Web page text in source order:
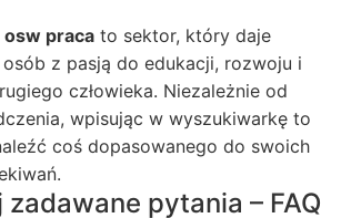
osw praca to sektor, który daje
z pasją do edukacji, rozwoju i
człowieka. Niezależnie od
wpisując w wyszukiwarkę to
coś dopasowanego do swoich
pytania – FAQ